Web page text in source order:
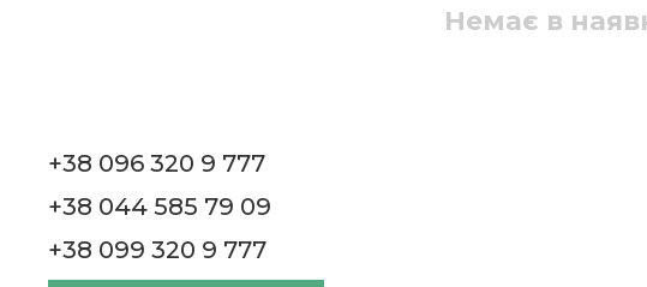
Немає в
+38 096 320 9 777
+38 044 585 79 09
+38 099 320 9 777